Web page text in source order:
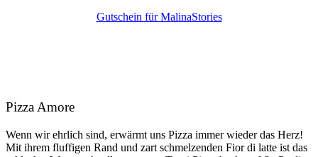
Gutschein für MalinaStories
Pizza Amore
Wenn wir ehrlich sind, erwärmt uns Pizza immer wieder das Herz!
Mit ihrem fluffigen Rand und zart schmelzenden Fior di latte ist das